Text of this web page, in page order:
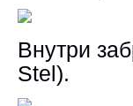
Внутри
Stel).